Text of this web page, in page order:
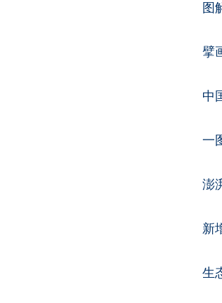
图
擘
中
一
澎
新
生